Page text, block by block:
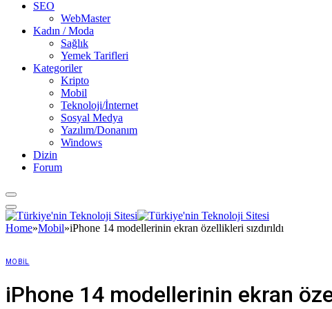
SEO
WebMaster
Kadın / Moda
Sağlık
Yemek Tarifleri
Kategoriler
Kripto
Mobil
Teknoloji/İnternet
Sosyal Medya
Yazılım/Donanım
Windows
Dizin
Forum
Home»Mobil»iPhone 14 modellerinin ekran özellikleri sızdırıldı
MOBIL
iPhone 14 modellerinin ekran